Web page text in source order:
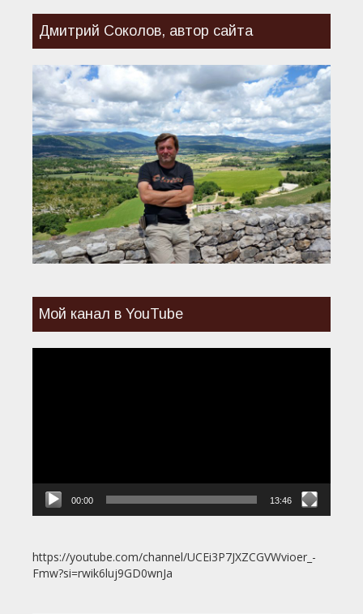
Дмитрий Соколов, автор сайта
Мой канал в YouTube
00:00 13:46
https://youtube.com/channel/UCEi3P7JXZCGVWvioer_-
Fmw?si=rwik6luj9GD0wnJa